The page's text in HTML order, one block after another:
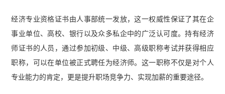
题估分卷（11.17）下午【完整版】.pdf】 【2024
年中级经济师人力资源真题估分卷（11.16）下午
题估分卷（11.17）下午】 【2024年中级经济师基
经济专业资格证书由人事部统一发放，这一权威性保证了其在企
事业单位、高校、银行以及众多私企中的广泛认可度。持有经济
师证书的人员，通过参加初级、中级、高级职称考试并获得相应
职称，可以在单位被正式聘任为经济师。这一职称不仅是对个人
专业能力的肯定，更是提升职场竞争力、实现加薪的重要途径。